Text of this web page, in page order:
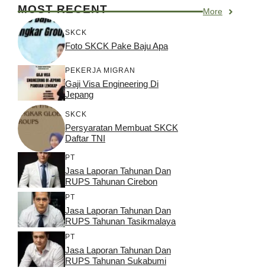
MOST RECENT More
SKCK
Foto SKCK Pake Baju Apa
PEKERJA MIGRAN
Gaji Visa Engineering Di
Jepang
SKCK
Persyaratan Membuat SKCK
Daftar TNI
PT
Jasa Laporan Tahunan Dan
RUPS Tahunan Cirebon
PT
Jasa Laporan Tahunan Dan
RUPS Tahunan Tasikmalaya
PT
Jasa Laporan Tahunan Dan
RUPS Tahunan Sukabumi